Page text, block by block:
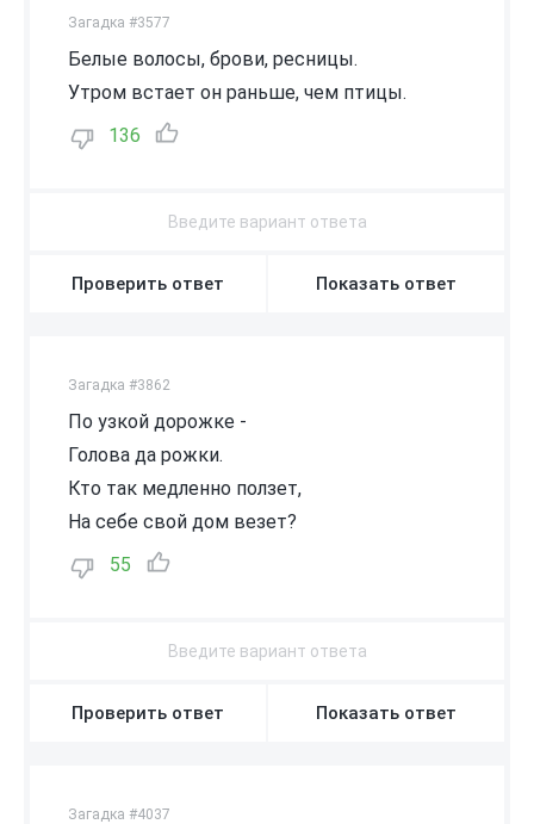
Загадка #3577
Белые волосы, брови, ресницы.
Утром встает он раньше, чем птицы.
136
Проверить ответ Показать ответ
Загадка #3862
По узкой дорожке -
Голова да рожки.
Кто так медленно ползет,
На себе свой дом везет?
55
Проверить ответ Показать ответ
Загадка #4037